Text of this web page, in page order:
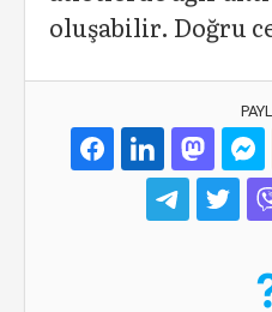
oluşabilir. Doğru